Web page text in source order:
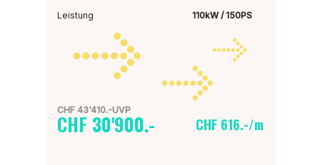
Leistung 110kW / 150PS
CHF 43'410.-UVP
CHF 30'900.- CHF 616.-/m